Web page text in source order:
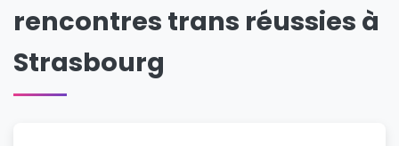
rencontres trans réussies à
Strasbourg